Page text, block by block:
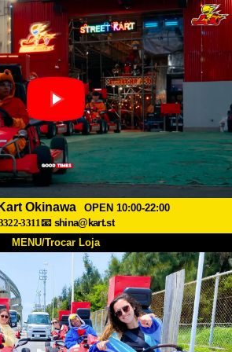
Okinawa
OPEN 10:00-22:00
3311📧 shina@kart.st
MENU/Trocar Loja
INÍCIO
Especificações Preços
Opiniões FAQ